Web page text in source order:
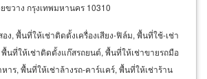
ขวาง กรุงเทพมหานคร 10310
ง, พื้นที่ให้เช่าติดตั้งเครื่องเสียง-ฟิล์ม, พื้นที่ใช้-เช่า
นที่ให้เช่าติดตั้งแก๊สรถยนต์, พื้นที่ให้เช่าขายรถมือ
าร, พื้นที่ให้เช่าล้างรถ-คาร์แคร์, พื้นที่ให้เช่าร้าน